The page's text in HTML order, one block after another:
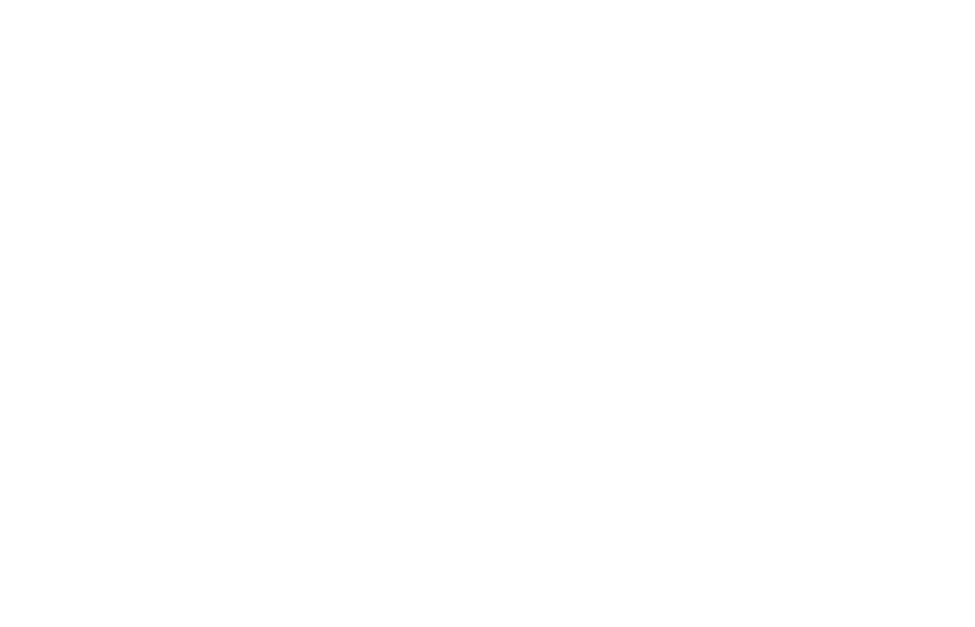
fix universal, cod de invatare cat si telecomenzilor cu cod rulant.
dispozitivului in aplicatie, LED-ul clipeste in culoarea verde, urmati pasii pana la finalizare.
de copiere a telecomenzii originale